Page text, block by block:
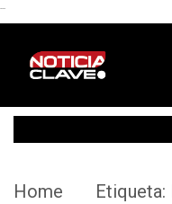
```
Home Etiqueta: